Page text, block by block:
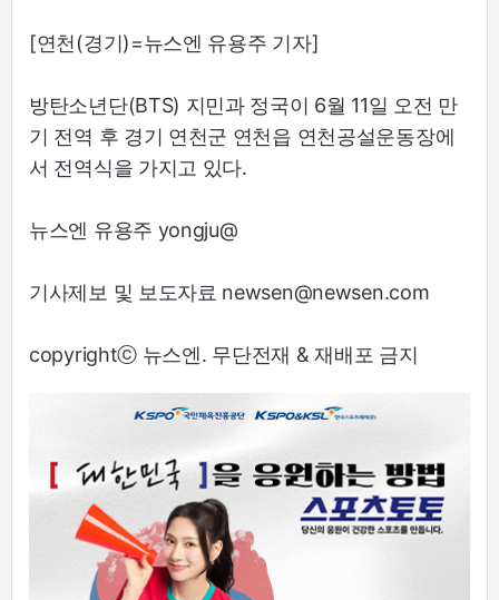
[연천(경기)=뉴스엔 유용주 기자]
방탄소년단(BTS) 지민과 정국이 6월 11일 오전 만
기 전역 후 경기 연천군 연천읍 연천공설운동장에
서 전역식을 가지고 있다.
뉴스엔 유용주 yongju@
기사제보 및 보도자료 newsen@newsen.com
copyrightⓒ 뉴스엔. 무단전재 & 재배포 금지